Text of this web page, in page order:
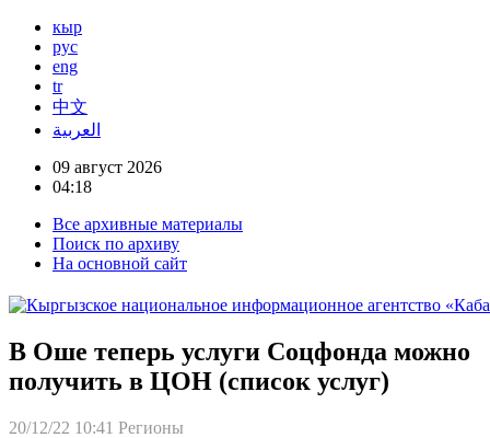
кыр
рус
eng
tr
中文
العربية
09 август 2026
04:18
Все архивные материалы
Поиск по архиву
На основной сайт
В Оше теперь услуги Соцфонда можно
получить в ЦОН (список услуг)
20/12/22 10:41 Регионы